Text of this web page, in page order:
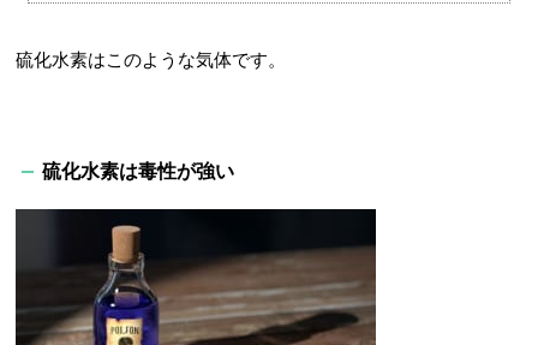
硫化水素はこのような気体です。
硫化水素は毒性が強い